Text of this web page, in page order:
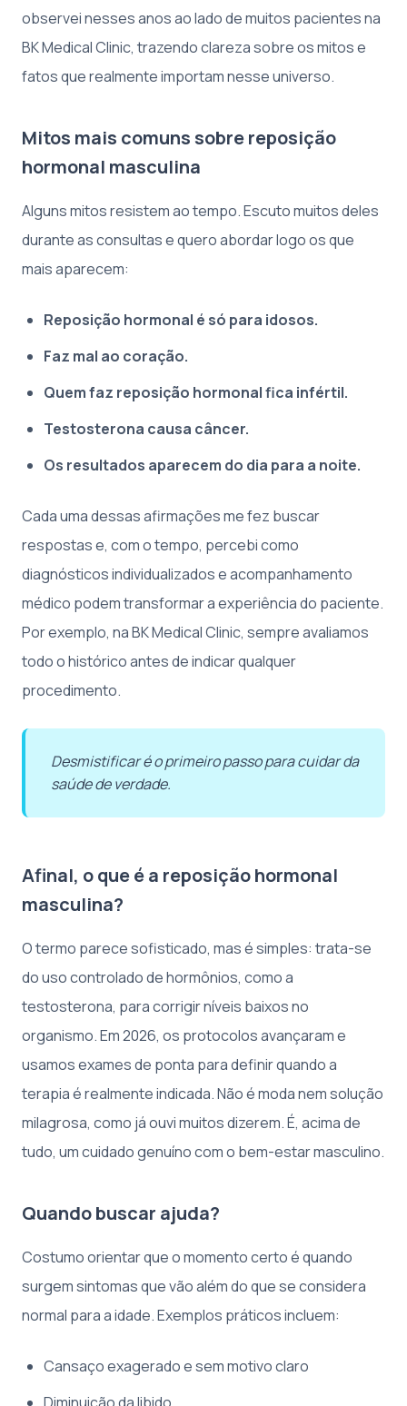
observei nesses anos ao lado de muitos pacientes na
BK Medical Clinic, trazendo clareza sobre os mitos e
fatos que realmente importam nesse universo.
Mitos mais comuns sobre reposição
hormonal masculina
Alguns mitos resistem ao tempo. Escuto muitos deles
durante as consultas e quero abordar logo os que
mais aparecem:
Reposição hormonal é só para idosos.
Faz mal ao coração.
Quem faz reposição hormonal fica infértil.
Testosterona causa câncer.
Os resultados aparecem do dia para a noite.
Cada uma dessas afirmações me fez buscar
respostas e, com o tempo, percebi como
diagnósticos individualizados e acompanhamento
médico podem transformar a experiência do paciente.
Por exemplo, na BK Medical Clinic, sempre avaliamos
todo o histórico antes de indicar qualquer
procedimento.
Desmistificar é o primeiro passo para cuidar da
saúde de verdade.
Afinal, o que é a reposição hormonal
masculina?
O termo parece sofisticado, mas é simples: trata-se
do uso controlado de hormônios, como a
testosterona, para corrigir níveis baixos no
organismo. Em 2026, os protocolos avançaram e
usamos exames de ponta para definir quando a
terapia é realmente indicada. Não é moda nem solução
milagrosa, como já ouvi muitos dizerem. É, acima de
tudo, um cuidado genuíno com o bem-estar masculino.
Quando buscar ajuda?
Costumo orientar que o momento certo é quando
surgem sintomas que vão além do que se considera
normal para a idade. Exemplos práticos incluem:
Cansaço exagerado e sem motivo claro
Diminuição da libido